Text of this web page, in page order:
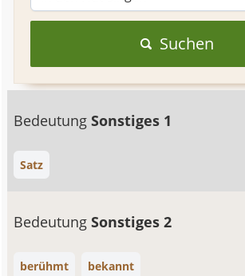
Suchen
BedeutungSonstiges 1
Satz
BedeutungSonstiges 2
berühmt bekannt